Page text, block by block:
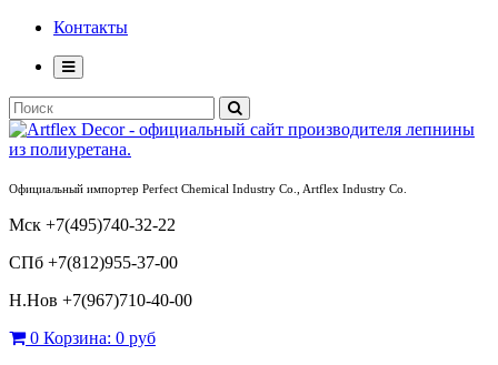
Контакты
Официальный импортер Perfect Chemical Industry Co., Artflex Industry Co.
Мск +7(495)740-32-22
СПб +7(812)955-37-00
Н.Нов +7(967)710-40-00
0 Корзина: 0 руб